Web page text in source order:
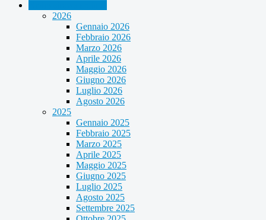
2026
Gennaio 2026
Febbraio 2026
Marzo 2026
Aprile 2026
Maggio 2026
Giugno 2026
Luglio 2026
Agosto 2026
2025
Gennaio 2025
Febbraio 2025
Marzo 2025
Aprile 2025
Maggio 2025
Giugno 2025
Luglio 2025
Agosto 2025
Settembre 2025